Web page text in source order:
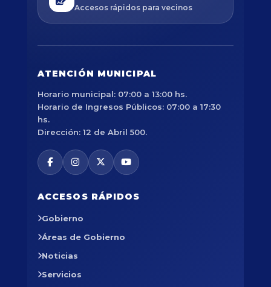
Accesos rápidos para vecinos
ATENCIÓN MUNICIPAL
Horario municipal: 07:00 a 13:00 hs.
Horario de Ingresos Públicos: 07:00 a 17:30
hs.
Dirección: 12 de Abril 500.
ACCESOS RÁPIDOS
Gobierno
Áreas de Gobierno
Noticias
Servicios